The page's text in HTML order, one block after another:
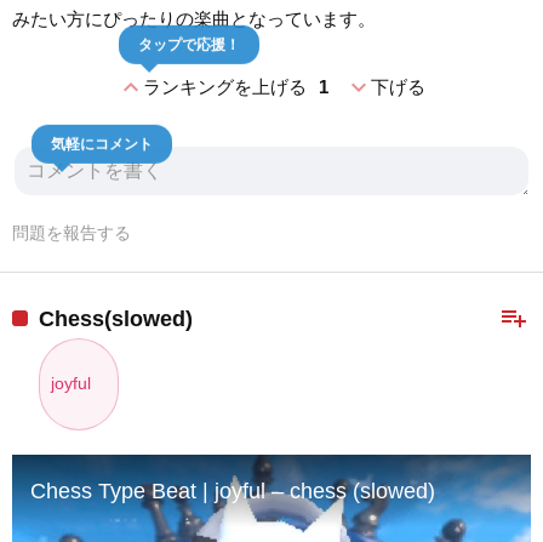
みたい方にぴったりの楽曲となっています。
expand_lessランキングを上げる 1
タップで応援！
expand_more下げる
気軽にコメント
問題を報告する
playlist_add
Chess(slowed)
joyful
Chess Type Beat | joyful – chess (slowed)